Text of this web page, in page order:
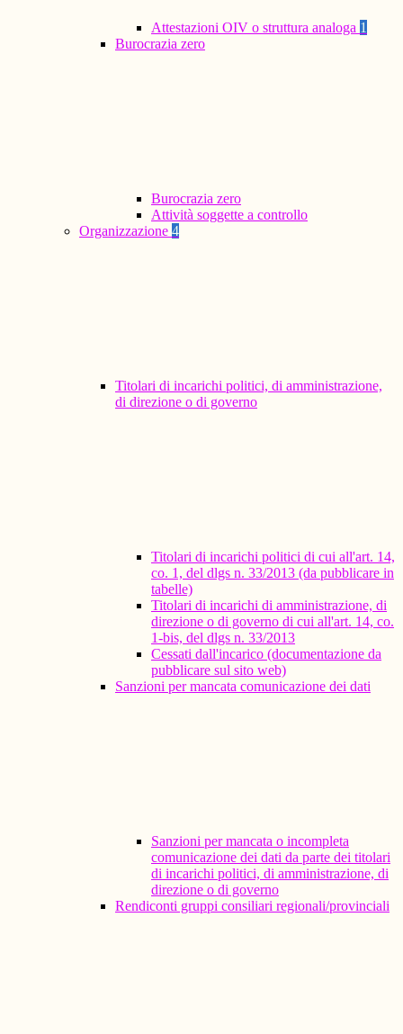
Attestazioni OIV o struttura analoga 1
Burocrazia zero
Burocrazia zero
Attività soggette a controllo
Organizzazione 4
Titolari di incarichi politici, di amministrazione,
di direzione o di governo
Titolari di incarichi politici di cui all'art. 14,
co. 1, del dlgs n. 33/2013 (da pubblicare in
tabelle)
Titolari di incarichi di amministrazione, di
direzione o di governo di cui all'art. 14, co.
1-bis, del dlgs n. 33/2013
Cessati dall'incarico (documentazione da
pubblicare sul sito web)
Sanzioni per mancata comunicazione dei dati
Sanzioni per mancata o incompleta
comunicazione dei dati da parte dei titolari
di incarichi politici, di amministrazione, di
direzione o di governo
Rendiconti gruppi consiliari regionali/provinciali